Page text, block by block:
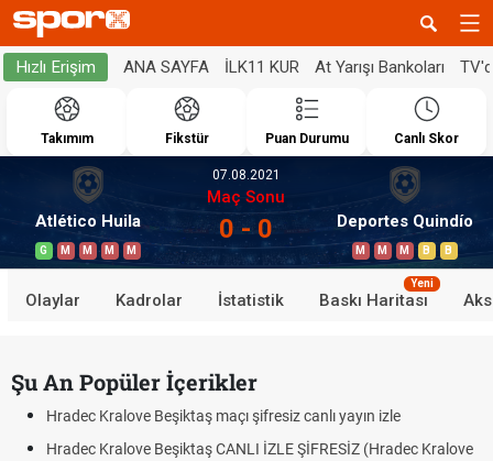
Hızlı Erişim ANA SAYFA İLK11 KUR At Yarışı Bankoları
Takımım Fikstür Puan Durumu Canlı Skor
Atlético Huila
G M M M M
07.08.2021
Maç Sonu
0 - 0 Deportes Quindío
M M M B B
Olaylar Kadrolar İstatistik Baskı Haritası
Yeni
Şu An Popüler İçerikler
Hradec Kralove Beşiktaş maçı şifresiz canlı yayın izle
Hradec Kralove Beşiktaş CANLI İZLE ŞİFRESİZ (Hradec Kralove